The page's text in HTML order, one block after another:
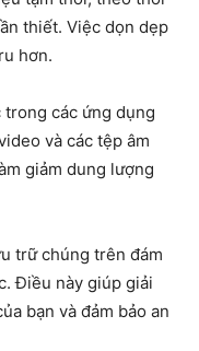
thiết. Việc dọn dẹp
hơn.
các ứng dụng
và các tệp âm
giảm dung lượng
trữ chúng trên đám
Điều này giúp giải
bạn và đảm bảo an